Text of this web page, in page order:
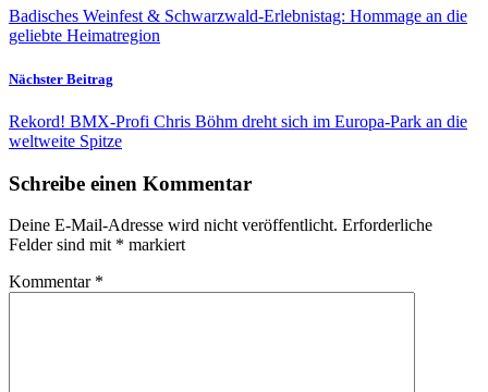
Badisches Weinfest & Schwarzwald-Erlebnistag: Hommage an die
geliebte Heimatregion
Nächster Beitrag
Rekord! BMX-Profi Chris Böhm dreht sich im Europa-Park an die
weltweite Spitze
Schreibe einen Kommentar
Deine E-Mail-Adresse wird nicht veröffentlicht. Erforderliche
Felder sind mit * markiert
Kommentar *